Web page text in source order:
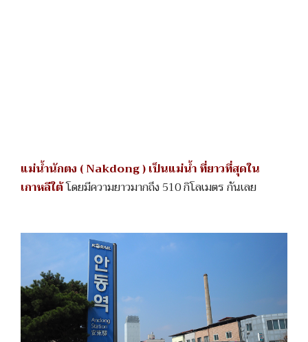
แม่น้ำนักตง ( Nakdong ) เป็นแม่น้ำ ที่ยาวที่สุดใน
เกาหลีใต้โดยมีความยาวมากถึง 510 กิโลเมตร กันเลย